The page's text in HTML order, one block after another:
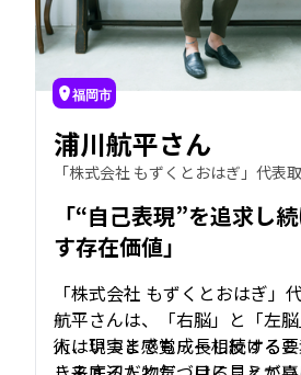
福岡市
浦川航平さん
「株式会社 もずくとおはぎ」代表
「“自己表現”を追求し
す存在価値」
「株式会社 もずくとおはぎ」
航平さんは、「右脳」と「左
術、現実と感覚……相反する要
人はいつまでも成長し続ける